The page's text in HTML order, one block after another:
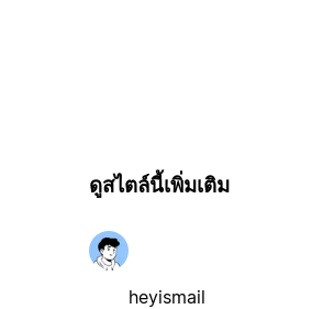
ดูสไตล์นี้เพิ่มเติม
heyismail